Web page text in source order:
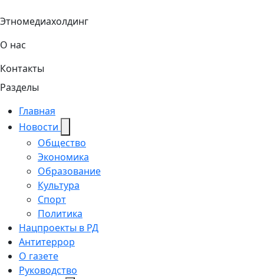
Этномедиахолдинг
О нас
Контакты
Разделы
Главная
Новости
Общество
Экономика
Образование
Культура
Спорт
Политика
Нацпроекты в РД
Антитеррор
О газете
Руководство